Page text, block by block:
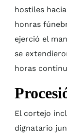
hostiles
honras
ejerció el
se
horas
El cortejo
dignatario